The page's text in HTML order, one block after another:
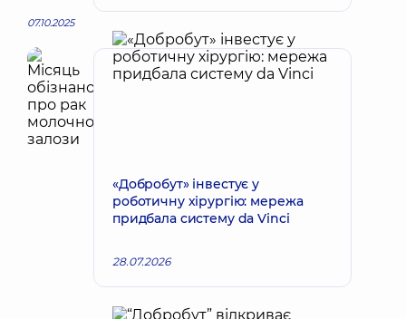
07.10.2025
«Добробут» інвестує у
роботичну хірургію: мережа
придбала систему da Vinci
28.07.2026